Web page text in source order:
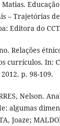
Matias.
– Trajetórias
Editora do
Relações
currículos. In:
p. 98-109.
Nelson.
algumas
Joaze;